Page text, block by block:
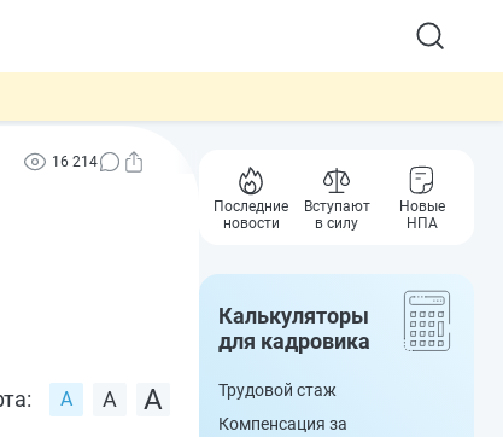
16 214
Последние
новости
Вступают
в силу
Новые
НПА
Калькуляторы
для кадровика
Трудовой стаж
Компенсация за